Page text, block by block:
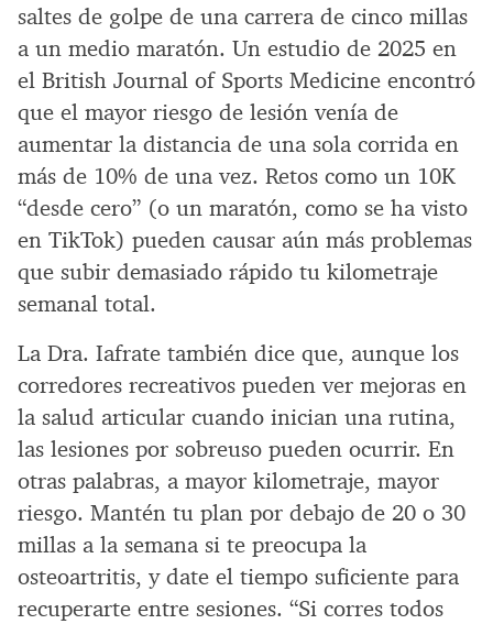
saltes de golpe de una carrera de cinco millas
a un medio maratón. Un estudio de 2025 en
el British Journal of Sports Medicine encontró
que el mayor riesgo de lesión venía de
aumentar la distancia de una sola corrida en
más de 10% de una vez. Retos como un 10K
“desde cero” (o un maratón, como se ha visto
en TikTok) pueden causar aún más problemas
que subir demasiado rápido tu kilometraje
semanal total.
La Dra. Iafrate también dice que, aunque los
corredores recreativos pueden ver mejoras en
la salud articular cuando inician una rutina,
las lesiones por sobreuso pueden ocurrir. En
otras palabras, a mayor kilometraje, mayor
riesgo. Mantén tu plan por debajo de 20 o 30
millas a la semana si te preocupa la
osteoartritis, y date el tiempo suficiente para
recuperarte entre sesiones. “Si corres todos